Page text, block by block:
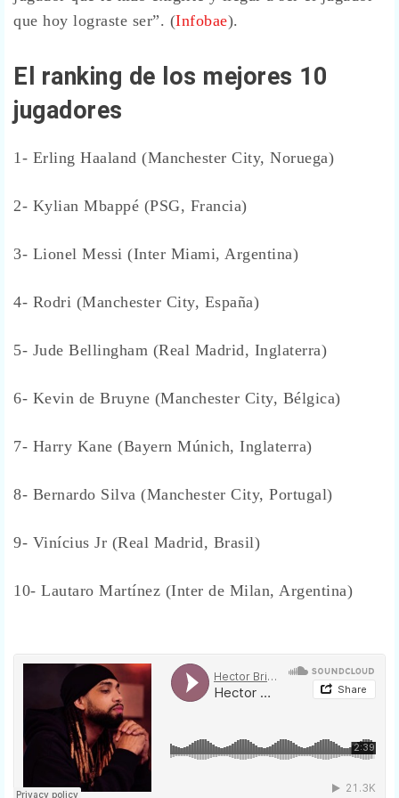
que hoy lograste ser”. (Infobae).
El ranking de los mejores 10
jugadores
1- Erling Haaland (Manchester City, Noruega)
2- Kylian Mbappé (PSG, Francia)
3- Lionel Messi (Inter Miami, Argentina)
4- Rodri (Manchester City, España)
5- Jude Bellingham (Real Madrid, Inglaterra)
6- Kevin de Bruyne (Manchester City, Bélgica)
7- Harry Kane (Bayern Múnich, Inglaterra)
8- Bernardo Silva (Manchester City, Portugal)
9- Vinícius Jr (Real Madrid, Brasil)
10- Lautaro Martínez (Inter de Milan, Argentina)